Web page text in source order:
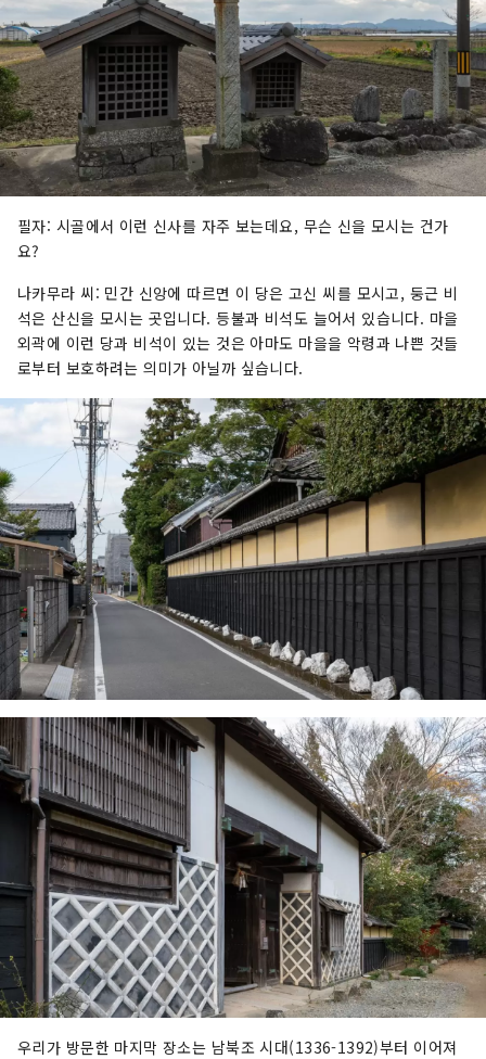
필자: 시골에서 이런 신사를 자주 보는데요, 무슨 신을 모시는 건가
요?
나카무라 씨: 민간 신앙에 따르면 이 당은 고신 씨를 모시고, 둥근 비
석은 산신을 모시는 곳입니다. 등불과 비석도 늘어서 있습니다. 마을
외곽에 이런 당과 비석이 있는 것은 아마도 마을을 악령과 나쁜 것들
로부터 보호하려는 의미가 아닐까 싶습니다.
우리가 방문한 마지막 장소는 남북조 시대(1336-1392)부터 이어져